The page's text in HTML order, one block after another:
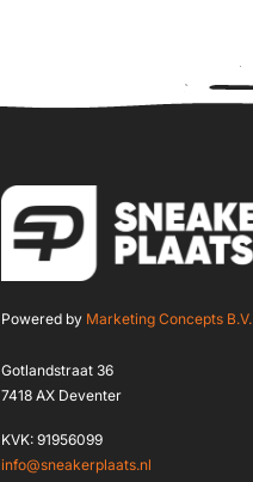
Powered by Marketing Concepts B.V.
Gotlandstraat 36
7418 AX Deventer
KVK: 91956099
info@sneakerplaats.nl